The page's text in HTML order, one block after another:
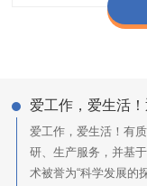
爱工作，爱生活
爱工作，爱生活！有
研、生产服务，并基
术被誉为“科学发展的